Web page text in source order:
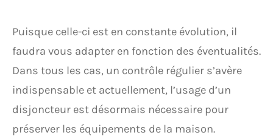
Puisque celle-ci est en constante évolution, il
faudra vous adapter en fonction des éventualités.
Dans tous les cas, un contrôle régulier s’avère
indispensable et actuellement, l’usage d’un
disjoncteur est désormais nécessaire pour
préserver les équipements de la maison.